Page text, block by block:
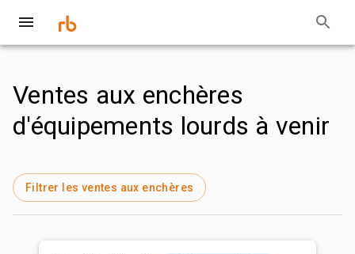
Ventes aux enchères
d'équipements lourds à venir
Filtrer les ventes aux enchères